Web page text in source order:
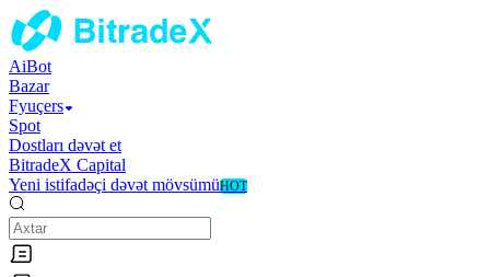
AiBot
Bazar
Fyuçers
Spot
Dostları dəvət et
BitradeX Capital
Yeni istifadəçi dəvət mövsümüHOT